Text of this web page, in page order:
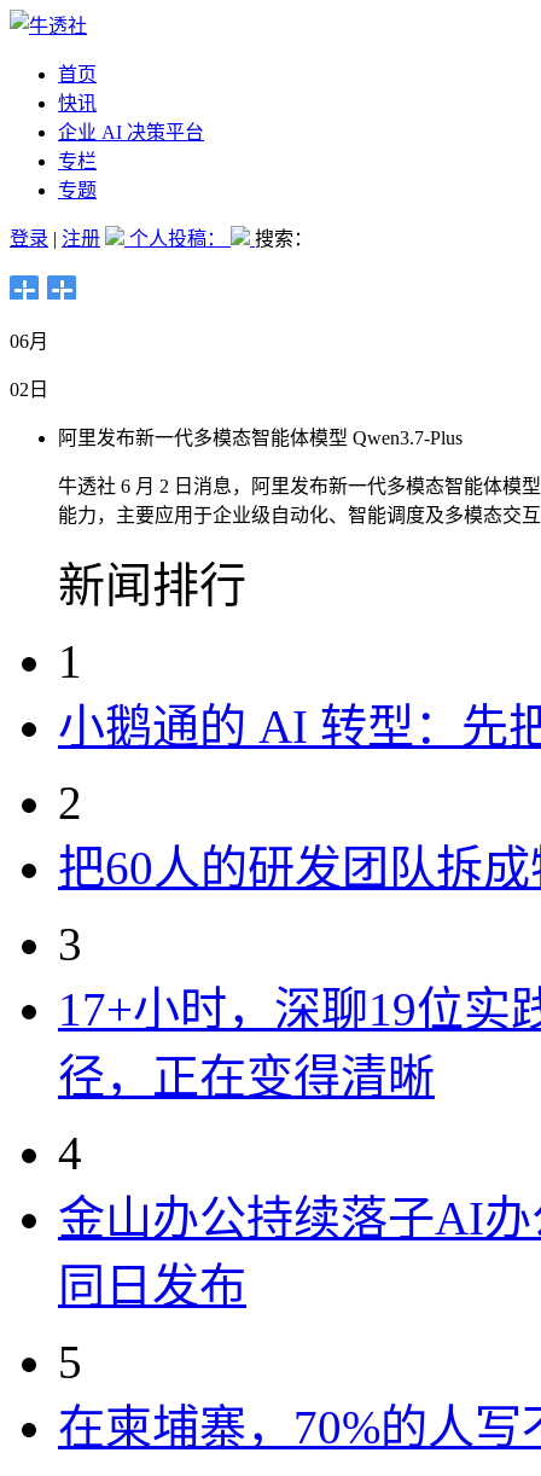
首页
快讯
企业 AI 决策平台
专栏
专题
登录 | 注册 个人投稿： 搜索：
06月
02日
阿里发布新一代多模态智能体模型 Qwen3.7-Plus
牛透社 6 月 2 日消息，阿里发布新一代多模态智能体模
能力，主要应用于企业级自动化、智能调度及多模态交
新闻排行
1
小鹅通的 AI 转型：先
2
把60人的研发团队拆
3
17+小时，深聊19位实
径，正在变得清晰
4
金山办公持续落子AI办
同日发布
5
在柬埔寨，70%的人写